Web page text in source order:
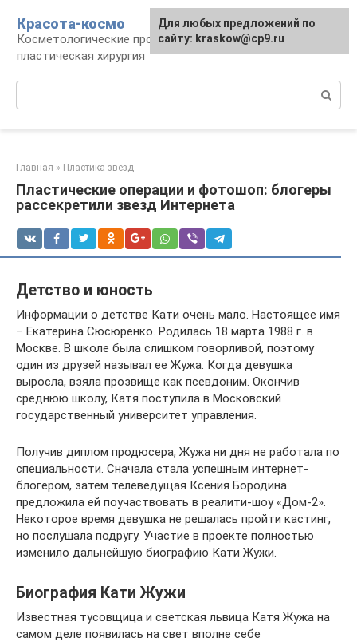
контенту
Красота-космо
Косметологические процедуры,
пластическая хирургия
Главная » Пластика звёзд
Пластические операции и фотошоп: блогеры
рассекретили звезд Интернета
Детство и юность
Информации о детстве Кати очень мало. Настоящее имя
– Екатерина Сюсюренко. Родилась 18 марта 1988 г. в
Москве. В школе была слишком говорливой, поэтому
один из друзей называл ее Жужа. Когда девушка
выросла, взяла прозвище как псевдоним. Окончив
среднюю школу, Катя поступила в Московский
государственный университет управления.
Получив диплом продюсера, Жужа ни дня не работала по
специальности. Сначала стала успешным интернет-
блогером, затем телеведущая Ксения Бородина
предложила ей поучаствовать в реалити-шоу «Дом-2».
Некоторое время девушка не решалась пройти кастинг,
но послушала подругу. Участие в проекте полностью
изменило дальнейшую биографию Кати Жужи.
Биография Кати Жужи
Известная тусовщица и светская львица Катя Жужа на
самом деле появилась на свет вполне себе
Для любых предложений по
сайту: kraskow@cp9.ru